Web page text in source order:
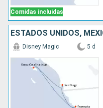
Comidas incluidas
ESTADOS UNIDOS,
Disney Magic 5 d